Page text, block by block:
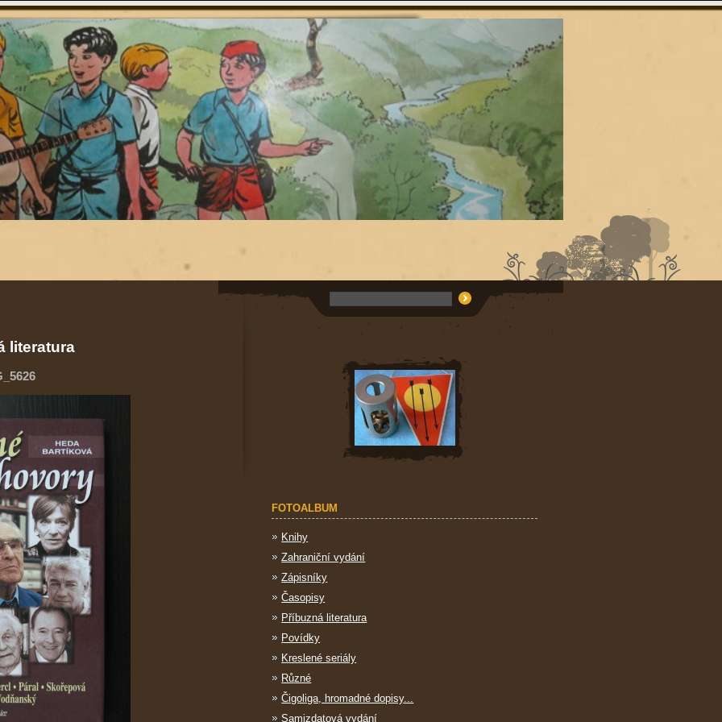
literatura
FOTOALBUM
Knihy
Zahraniční vydání
Zápisníky
Časopisy
Příbuzná literatura
Povídky
Kreslené seriály
Různé
Čigoliga, hromadné dopisy...
Samizdatová vydání